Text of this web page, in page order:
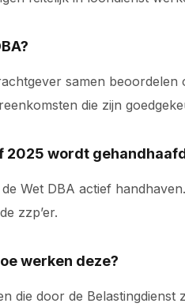
samen
die zijn
2025 wordt
Wet DBA actief
zzp’er.
werken deze?
die door de